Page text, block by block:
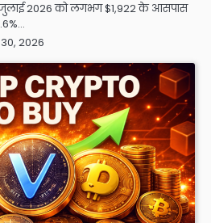
2026 को लगभग $1,922 के आसपास
2026